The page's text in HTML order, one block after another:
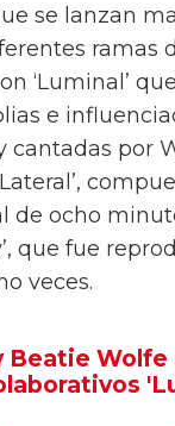
se lanzan
ramas
‘Luminal’
e
cantadas por
de ocho
que fue
veces.
Beatie Wolfe